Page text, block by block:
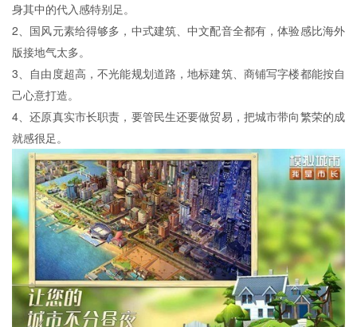
身其中的代入感特别足。
2、国风元素给得够多，中式建筑、中文配音全都有，体验感比海外
版接地气太多。
3、自由度超高，不光能规划道路，地标建筑、商铺写字楼都能按自
己心意打造。
4、还原真实市长职责，要管民生还要做贸易，把城市带向繁荣的成
就感很足。